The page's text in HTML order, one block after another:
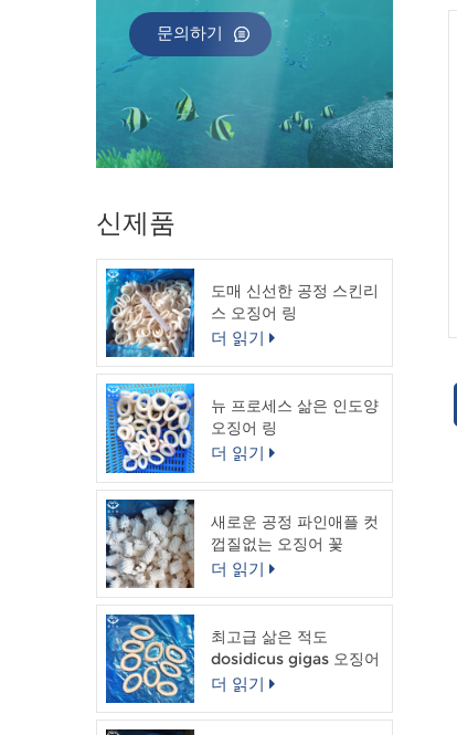
문의하기
신제품
도매 신선한 공정 스킨리
스 오징어 링
더 읽기
뉴 프로세스 삶은 인도양
오징어 링
더 읽기
새로운 공정 파인애플 컷
껍질없는 오징어 꽃
더 읽기
최고급 삶은 적도
dosidicus gigas 오징어
링
더 읽기